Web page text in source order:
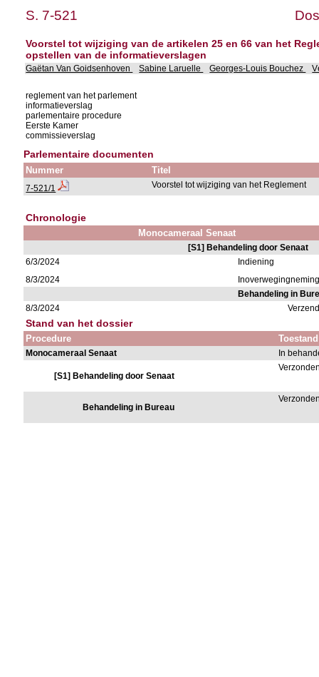
S. 7-521
Voorstel tot wijziging van de artikelen 25 en 66 van het
opstellen van de informatieverslagen
Gaëtan Van Goidsenhoven Sabine Laruelle Georges-Louis Bouchez
reglement van het parlement
informatieverslag
parlementaire procedure
Eerste Kamer
commissieverslag
Parlementaire documenten
Nummer Titel
7-521/1 Voorstel tot wijziging van het Reglement
Chronologie
Monocameraal Senaat
[S1] Behandeling door Senaat
6/3/2024
Indiening
8/3/2024
Behandeling in
8/3/2024
Stand van het dossier
Procedure Toestand
Monocameraal Senaat In
[S1] Behandeling door Senaat
Behandeling in Bureau